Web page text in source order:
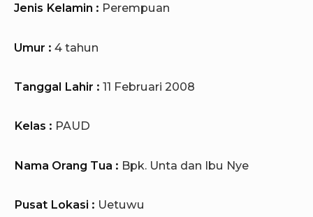
Jenis Kelamin : Perempuan
Umur : 4 tahun
Tanggal Lahir : 11 Februari 2008
Kelas : PAUD
Nama Orang Tua : Bpk. Unta dan Ibu Nye
Pusat Lokasi : Uetuwu